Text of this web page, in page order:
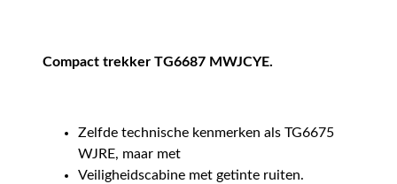
Compact trekker TG6687 MWJCYE.
Zelfde technische kenmerken als TG6675
WJRE, maar met
Veiligheidscabine met getinte ruiten.